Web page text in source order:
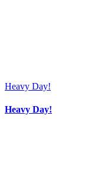
Heavy Day!
Heavy Day!